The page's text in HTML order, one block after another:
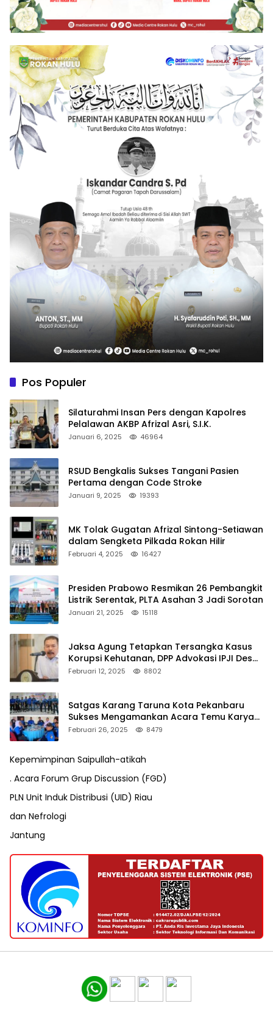
Pos Populer
Silaturahmi Insan Pers dengan Kapolres
Pelalawan AKBP Afrizal Asri, S.I.K.
Januari 6, 2025 46964
RSUD Bengkalis Sukses Tangani Pasien
Pertama dengan Code Stroke
Januari 9, 2025 19393
MK Tolak Gugatan Afrizal Sintong-Setiawan
dalam Sengketa Pilkada Rokan Hilir
Februari 4, 2025 16427
Presiden Prabowo Resmikan 26 Pembangkit
Listrik Serentak, PLTA Asahan 3 Jadi Sorotan
Januari 21, 2025 15118
Jaksa Agung Tetapkan Tersangka Kasus
Korupsi Kehutanan, DPP Advokasi IPJI Desak
Pengusutan Pajak RAPP
Februari 12, 2025 8802
Satgas Karang Taruna Kota Pekanbaru
Sukses Mengamankan Acara Temu Karya
VII Karang Taruna Pekanbaru
Februari 26, 2025 8479
Kepemimpinan Saipullah-atikah
. Acara Forum Grup Discussion (FGD)
PLN Unit Induk Distribusi (UID) Riau
dan Nefrologi
Jantung